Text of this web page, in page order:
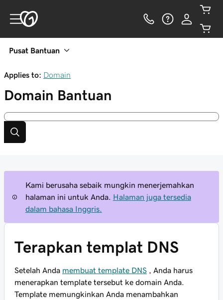
Pusat Bantuan
Applies to: Domain
Domain Bantuan
Kami berusaha sebaik mungkin menerjemahkan
halaman ini untuk Anda.
Halaman juga tersedia
dalam bahasa Inggris.
Terapkan templat DNS
Setelah Anda membuat template DNS , Anda harus
menerapkan template tersebut ke domain Anda.
Template memungkinkan Anda menambahkan